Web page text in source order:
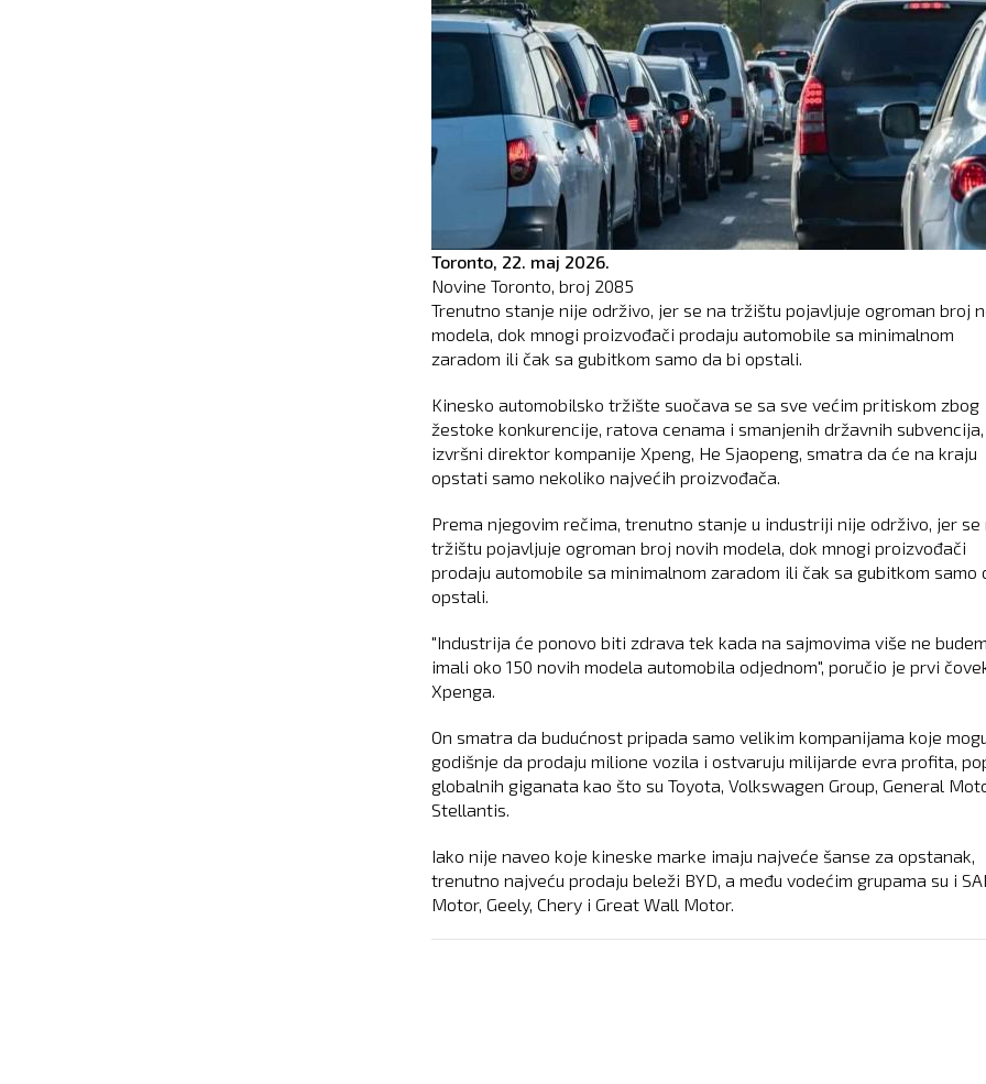
Toronto, 22. maj 2026.
Novine Toronto, broj 2085
Trenutno stanje nije održivo, jer se na tržištu pojavljuje ogroman broj
modela, dok mnogi proizvođači prodaju automobile sa minimalnom
zaradom ili čak sa gubitkom samo da bi opstali.
Kinesko automobilsko tržište suočava se sa sve većim pritiskom zbog
žestoke konkurencije, ratova cenama i smanjenih državnih
izvršni direktor kompanije Xpeng, He Sjaopeng, smatra da će na kraju
opstati samo nekoliko najvećih proizvođača.
Prema njegovim rečima, trenutno stanje u industriji nije održivo, jer se
tržištu pojavljuje ogroman broj novih modela, dok mnogi proizvođači
prodaju automobile sa minimalnom zaradom ili čak sa gubitkom samo
opstali.
"Industrija će ponovo biti zdrava tek kada na sajmovima više ne
imali oko 150 novih modela automobila odjednom", poručio je prvi
Xpenga.
On smatra da budućnost pripada samo velikim kompanijama koje
godišnje da prodaju milione vozila i ostvaruju milijarde evra profita,
globalnih giganata kao što su Toyota, Volkswagen Group, General
Stellantis.
Iako nije naveo koje kineske marke imaju najveće šanse za opstanak,
trenutno najveću prodaju beleži BYD, a među vodećim grupama su i
Motor, Geely, Chery i Great Wall Motor.